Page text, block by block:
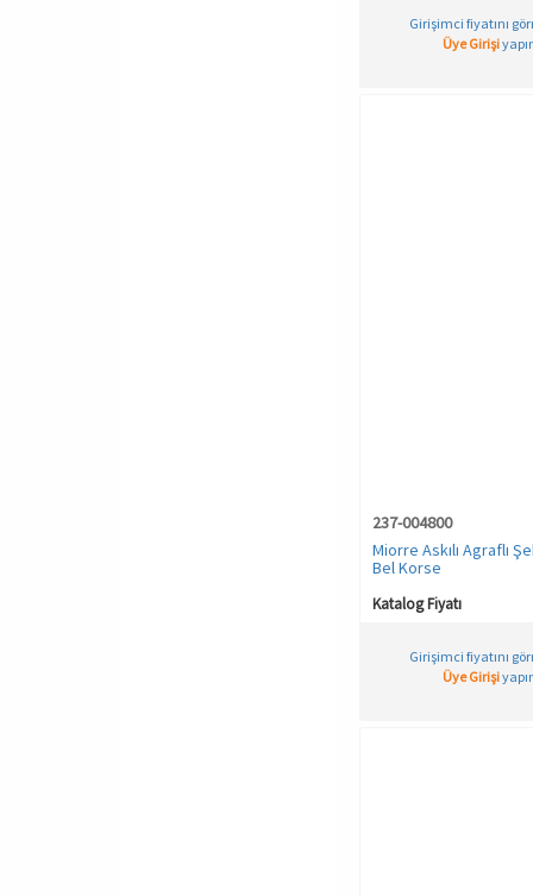
Girişimci fiyatını
Üye Girişi
237-004800
Miorre Askılı Agraflı
Bel Korse
Katalog Fiyatı
Girişimci fiyatını
Üye Girişi